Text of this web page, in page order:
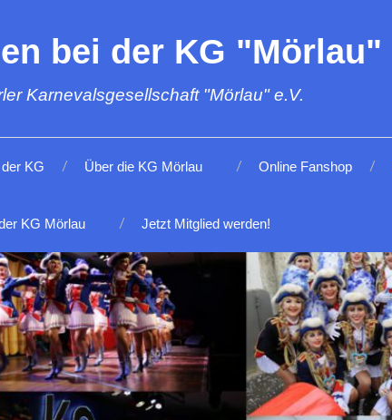
bei der KG "Mörlau"
Karnevalsgesellschaft "Mörlau" e.V.
KG Über die KG Mörlau Online Fanshop
KG Mörlau Jetzt Mitglied werden!